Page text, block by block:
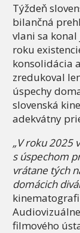
Týždeň
bilančná
vlani sa
roku
konsolidácia
zredukoval
úspechy
slovenská
adekvátny
„V roku 2025
s úspechom
vrátane tých
domácich
filmového